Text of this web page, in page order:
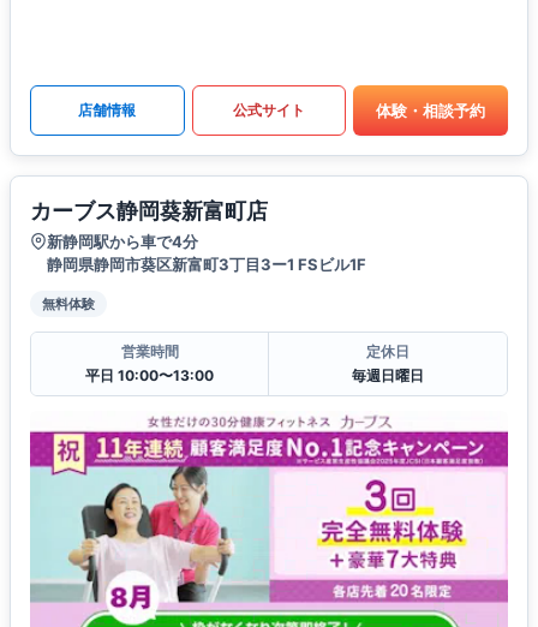
店舗情報 公式サイト 体験・相談予約
カーブス静岡葵新富町店
新静岡駅から車で4分
静岡県静岡市葵区新富町3丁目3ー1 FSビル1F
無料体験
営業時間
平日 10:00〜13:00
定休日
毎週日曜日